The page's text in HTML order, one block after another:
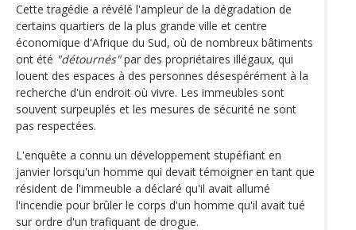
Cette tragédie a révélé l'ampleur de la dégradation de
certains quartiers de la plus grande ville et centre
économique d'Afrique du Sud, où de nombreux bâtiments
ont été "détournés"par des propriétaires illégaux, qui
louent des espaces à des personnes désespérément à la
recherche d'un endroit où vivre. Les immeubles sont
souvent surpeuplés et les mesures de sécurité ne sont
pas respectées.
L'enquête a connu un développement stupéfiant en
janvier lorsqu'un homme qui devait témoigner en tant que
résident de l'immeuble a déclaré qu'il avait allumé
l'incendie pour brûler le corps d'un homme qu'il avait tué
sur ordre d'un trafiquant de drogue.